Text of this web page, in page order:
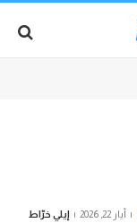
أيار 22, 2026 إيلي خرّاط